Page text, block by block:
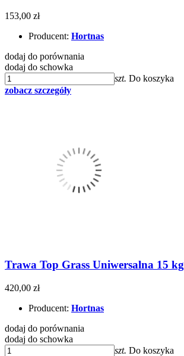
153,00 zł
Producent: Hortnas
dodaj do porównania
dodaj do schowka
szt. Do koszyka
zobacz szczegóły
Trawa Top Grass Uniwersalna 15 kg
420,00 zł
Producent: Hortnas
dodaj do porównania
dodaj do schowka
szt. Do koszyka